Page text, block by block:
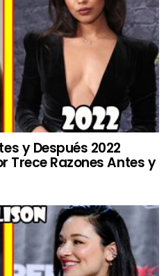
y Después 2022
Trece Razones Antes y